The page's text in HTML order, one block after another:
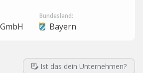
Bundesland:
Bayern
Ist das dein Unternehmen?